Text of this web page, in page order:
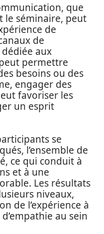
que
le séminaire, peut
de
de
aux
permettre
besoins ou des
engager des
favoriser les
un esprit
se
l’ensemble de
ce qui conduit à
et à une
Les résultats
niveaux,
de l’expérience à
au sein